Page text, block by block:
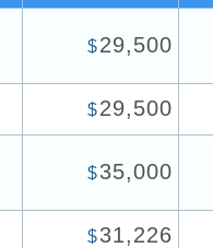
$29,500
$29,500
$35,000
$31,226